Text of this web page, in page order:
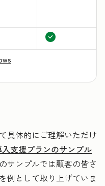
具体的にご理解いただけ
支援プランのサンプル
サンプルでは顧客の皆さ
例として取り上げていま